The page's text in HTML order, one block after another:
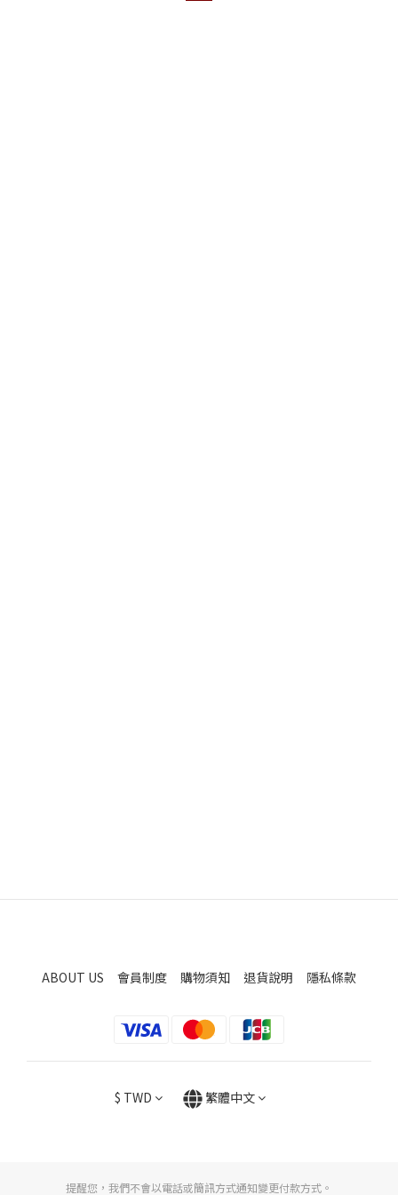
ABOUT US 會員制度 購物須知 退貨說明 隱私條款
$ TWD 繁體中文
提醒您，我們不會以電話或簡訊方式通知變更付款方式。